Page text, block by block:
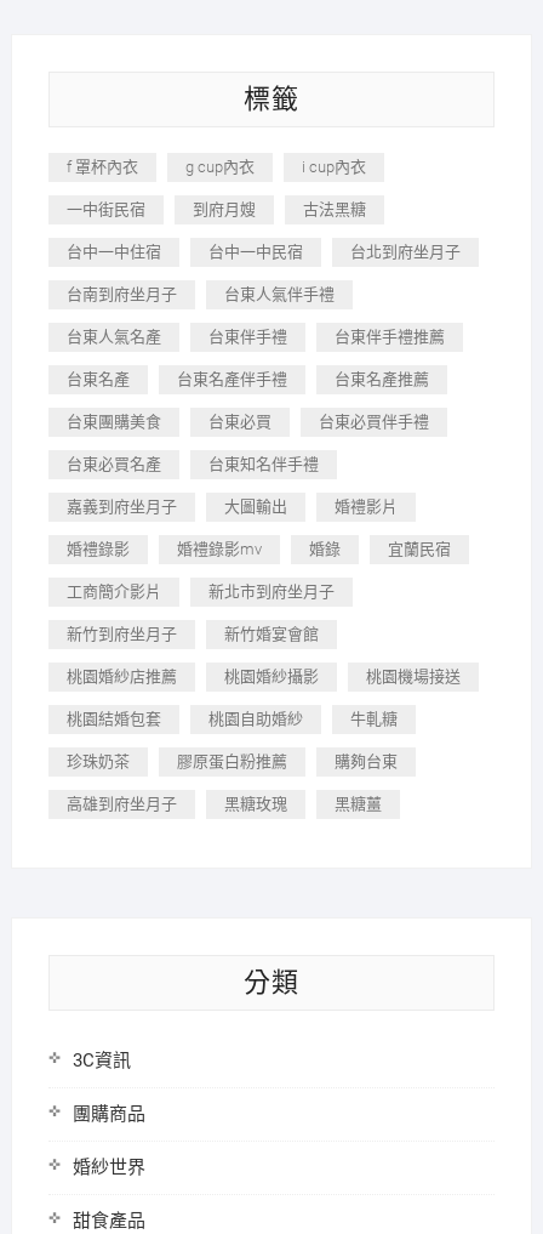
標籤
f 罩杯內衣 g cup內衣 i cup內衣
一中街民宿 到府月嫂 古法黑糖
台中一中住宿 台中一中民宿 台北到府坐月子
台南到府坐月子 台東人氣伴手禮
台東人氣名產 台東伴手禮 台東伴手禮推薦
台東名產 台東名產伴手禮 台東名產推薦
台東團購美食 台東必買 台東必買伴手禮
台東必買名產 台東知名伴手禮
嘉義到府坐月子 大圖輸出 婚禮影片
婚禮錄影 婚禮錄影mv 婚錄 宜蘭民宿
工商簡介影片 新北市到府坐月子
新竹到府坐月子 新竹婚宴會館
桃園婚紗店推薦 桃園婚紗攝影 桃園機場接送
桃園結婚包套 桃園自助婚紗 牛軋糖
珍珠奶茶 膠原蛋白粉推薦 購夠台東
高雄到府坐月子 黑糖玫瑰 黑糖薑
分類
3C資訊
團購商品
婚紗世界
甜食產品